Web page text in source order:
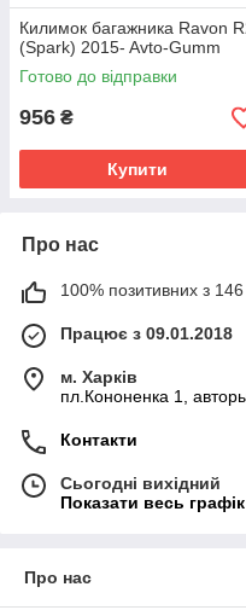
Килимок багажника Ravon
(Spark) 2015- Avto-Gumm
Готово до відправки
956 ₴
Купити
Про нас
100% позитивних з 146
Працює з 09.01.2018
м. Харків
пл.Кононенка 1,
Контакти
Сьогодні вихідний
Показати весь
Про нас